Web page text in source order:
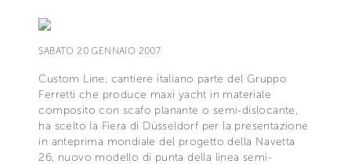
SABATO 20 GENNAIO 2007
Custom Line, cantiere italiano parte del Gruppo
Ferretti che produce maxi yacht in materiale
composito con scafo planante o semi-dislocante,
ha scelto la Fiera di Düsseldorf per la presentazione
in anteprima mondiale del progetto della Navetta
26, nuovo modello di punta della linea semi-